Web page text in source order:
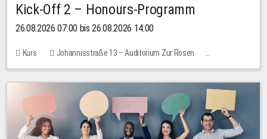
Kick-Off 2 – Honours-Programm
26.08.2026 07:00 bis 26.08.2026 14:00
Kurs
Johannisstraße 13 – Auditorium Zur Rosen
Keine freien Plätze